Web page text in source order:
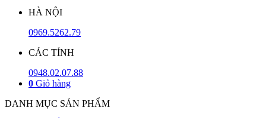
HÀ NỘI
0969.5262.79
CÁC TỈNH
0948.02.07.88
0 Giỏ hàng
DANH MỤC SẢN PHẨM